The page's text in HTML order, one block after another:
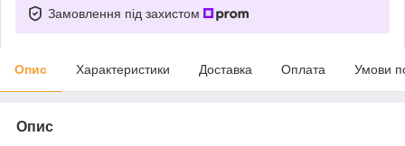
Замовлення під захистом
Опис Характеристики Доставка Оплата Умови
Опис